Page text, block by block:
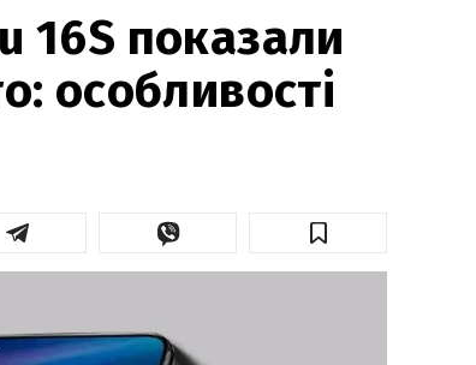
16S показали
особливості